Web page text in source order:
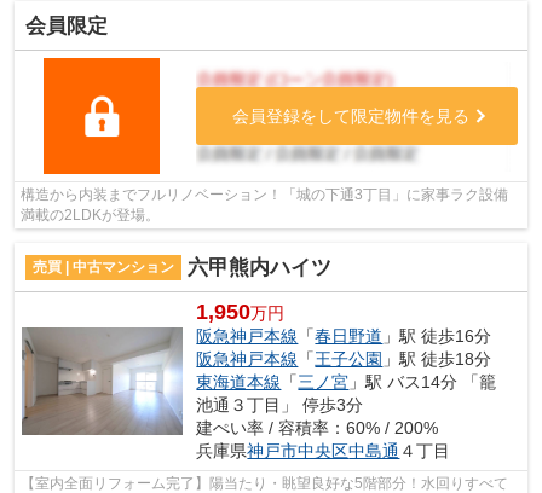
会員限定
会員登録をして限定物件を見る
構造から内装までフルリノベーション！「城の下通3丁目」に家事ラク設備
満載の2LDKが登場。
売買 | 中古マンション 六甲熊内ハイツ
1,950万円
阪急神戸本線 「春日野道 」駅 徒歩16分
阪急神戸本線 「王子公園 」駅 徒歩18分
東海道本線 「三ノ宮 」駅 バス14分 「籠
池通３丁目」 停歩3分
建ぺい率 / 容積率：60% / 200%
兵庫県神戸市中央区中島通 ４丁目
【室内全面リフォーム完了】陽当たり・眺望良好な5階部分！水回りすべて